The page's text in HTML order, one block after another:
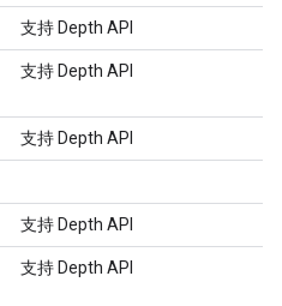
支持 Depth API
支持 Depth API
支持 Depth API
支持 Depth API
支持 Depth API